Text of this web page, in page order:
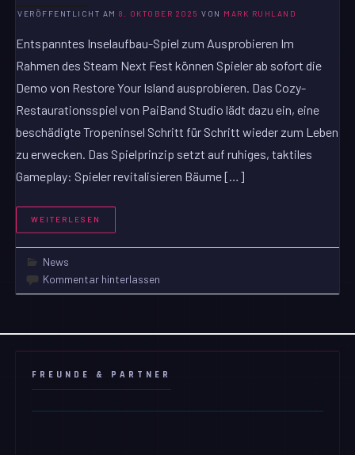
VERÖFFENTLICHT AM8. OKTOBER 2025 VON MARK RUHLAND
Entspanntes Inselaufbau-Spiel zum Ausprobieren Im
Rahmen des Steam Next Fest können Spieler ab sofort die
Demo von Restore Your Island ausprobieren. Das Cozy-
Restaurationsspiel von PaiBand Studio lädt dazu ein, eine
beschädigte Tropeninsel Schritt für Schritt wieder zum Leben
zu erwecken. Das Spielprinzip setzt auf ruhiges, taktiles
Gameplay: Spieler revitalisieren Bäume […]
WEITERLESEN
News
Kommentar hinterlassen
FREUNDE & PARTNER